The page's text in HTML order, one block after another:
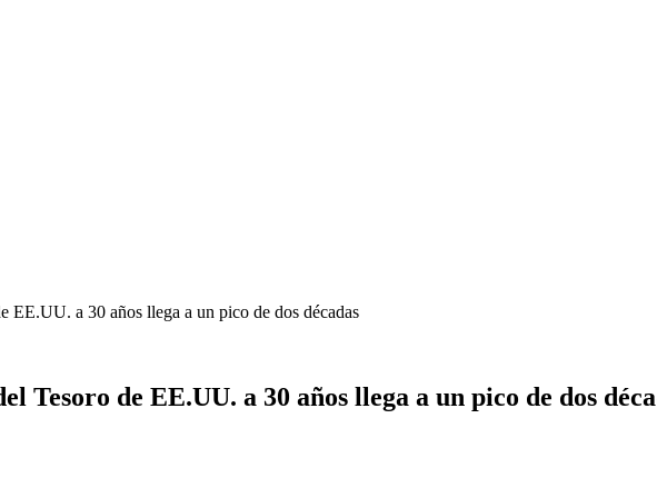
EE.UU. a 30 años llega a un pico de dos décadas
Tesoro de EE.UU. a 30 años llega a un pico de dos